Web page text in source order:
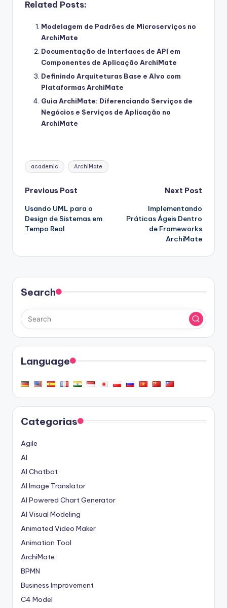
Related Posts:
Modelagem de Padrões de Microserviços no
ArchiMate
Documentação de Interfaces de API em
Componentes de Aplicação ArchiMate
Definindo Arquiteturas Base e Alvo com
Plataformas ArchiMate
Guia ArchiMate: Diferenciando Serviços de
Negócios e Serviços de Aplicação no
ArchiMate
Tags:
academic ArchiMate
Post
navigation
Previous Post
Usando UML para o
Design de Sistemas em
Tempo Real
Next Post
Implementando
Práticas Ágeis Dentro
de Frameworks
ArchiMate
Search
Language
Categorias
Agile
AI
AI Chatbot
AI Image Translator
AI Powered Chart Generator
AI Visual Modeling
Animated Video Maker
Animation Tool
ArchiMate
BPMN
Business Improvement
C4 Model